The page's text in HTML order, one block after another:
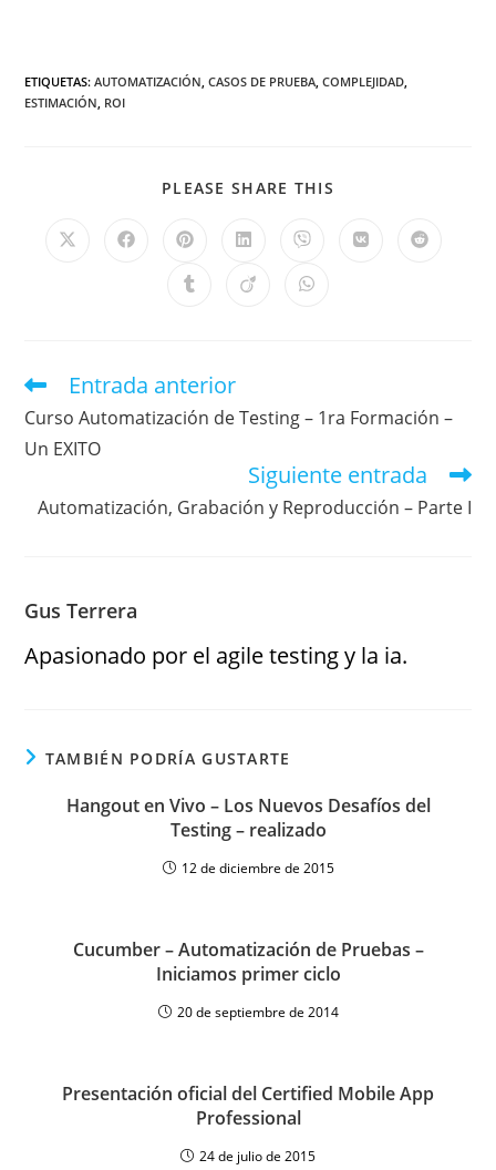
ETIQUETAS:AUTOMATIZACIÓN, CASOS DE PRUEBA, COMPLEJIDAD,
ESTIMACIÓN, ROI
PLEASE SHARE THIS
Entrada anterior
Curso Automatización de Testing – 1ra Formación –
Un EXITO
Siguiente entrada
Automatización, Grabación y Reproducción – Parte I
Gus Terrera
Apasionado por el agile testing y la ia.
TAMBIÉN PODRÍA GUSTARTE
Hangout en Vivo – Los Nuevos Desafíos del
Testing – realizado
12 de diciembre de 2015
Cucumber – Automatización de Pruebas –
Iniciamos primer ciclo
20 de septiembre de 2014
Presentación oficial del Certified Mobile App
Professional
24 de julio de 2015